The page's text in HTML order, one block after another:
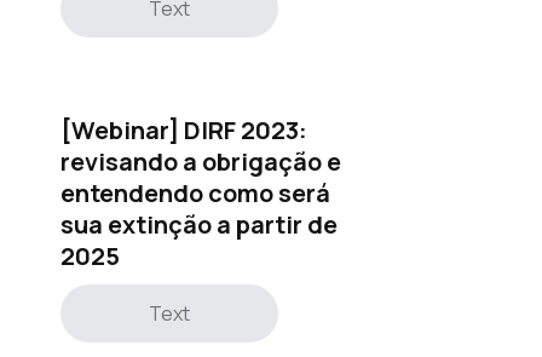
Text
[Webinar] DIRF 2023:
revisando a obrigação e
entendendo como será
sua extinção a partir de
2025
Text